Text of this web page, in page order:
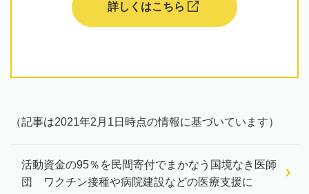
詳しくはこちら
（記事は2021年2月1日時点の情報に基づいています）
活動資金の95％を民間寄付でまかなう国境なき医師
団 ワクチン接種や病院建設などの医療支援に